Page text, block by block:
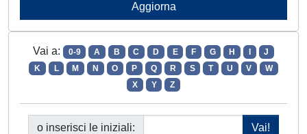
Vai a: 0-9 A B C D E F G H
J
K
L M N O P Q R S T U V
W
X
Y Z
o inserisci le iniziali: